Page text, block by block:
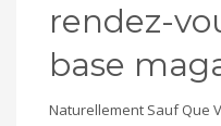
rendez-
base
Naturellement Sauf Que